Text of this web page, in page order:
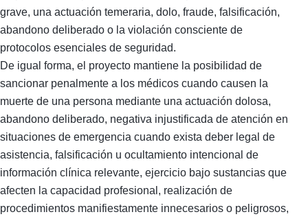
grave, una actuación temeraria, dolo, fraude, falsificación,
abandono deliberado o la violación consciente de
protocolos esenciales de seguridad.
De igual forma, el proyecto mantiene la posibilidad de
sancionar penalmente a los médicos cuando causen la
muerte de una persona mediante una actuación dolosa,
abandono deliberado, negativa injustificada de atención en
situaciones de emergencia cuando exista deber legal de
asistencia, falsificación u ocultamiento intencional de
información clínica relevante, ejercicio bajo sustancias que
afecten la capacidad profesional, realización de
procedimientos manifiestamente innecesarios o peligrosos,